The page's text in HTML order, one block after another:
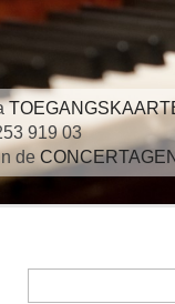
919 03
de